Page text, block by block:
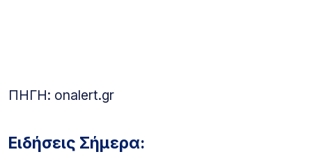
ΠΗΓΗ: onalert.gr
Ειδήσεις Σήμερα: